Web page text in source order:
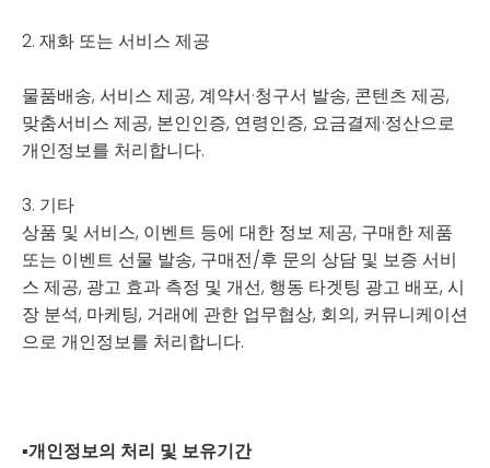
2. 재화 또는 서비스 제공
물품배송, 서비스 제공, 계약서·청구서 발송, 콘텐츠 제공,
맞춤서비스 제공, 본인인증, 연령인증, 요금결제·정산으로
개인정보를 처리합니다.
3. 기타
상품 및 서비스, 이벤트 등에 대한 정보 제공, 구매한 제품
또는 이벤트 선물 발송, 구매전/후 문의 상담 및 보증 서비
스 제공, 광고 효과 측정 및 개선, 행동 타겟팅 광고 배포, 시
장 분석, 마케팅, 거래에 관한 업무협상, 회의, 커뮤니케이션
으로 개인정보를 처리합니다.
▪개인정보의 처리 및 보유기간